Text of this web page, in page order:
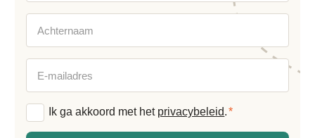
mailadres
Algemene
Ik ga akkoord met het privacybeleid.*